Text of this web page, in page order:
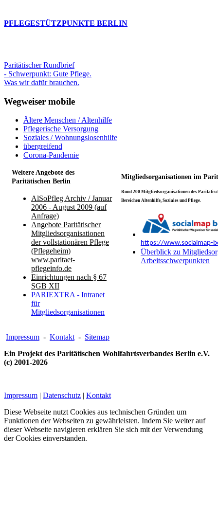
PFLEGESTÜTZPUNKTE BERLIN
Paritätischer Rundbrief
- Schwerpunkt: Gute Pflege.
Was wir dafür brauchen.
Wegweiser mobile
Ältere Menschen / Altenhilfe
Pflegerische Versorgung
Soziales / Wohnungslosenhilfe
übergreifend
Corona-Pandemie
Weitere Angebote des
Paritätischen Berlin
Mitgliedsorganisationen im
AlSoPfleg Archiv / Januar
2006 - August 2009 (auf
Anfrage)
Angebote Paritätischer
Mitgliedsorganisationen
der vollstationären Pflege
(Pflegeheim)
www.paritaet-
pflegeinfo.de
Einrichtungen nach § 67
SGB XII
PARIEXTRA - Intranet
für
Mitgliedsorganisationen
Rund 200 Mitgliedsorganisationen des
Bereichen Altenhilfe, Soziales und Pflege.
https://www.socialmap-
Überblick zu
Arbeitsschwerpunkten
Impressum - Kontakt - Sitemap
Ein Projekt des Paritätischen Wohlfahrtsverbandes Berlin e.V.
(c) 2001-2026
Impressum | Datenschutz | Kontakt
Diese Webseite nutzt Cookies aus technischen Gründen um
Funktionen der Webseiten zu gewährleisten. Indem Sie weiter auf
dieser Webseite navigieren erklären Sie sich mit der Verwendung
der Cookies einverstanden.